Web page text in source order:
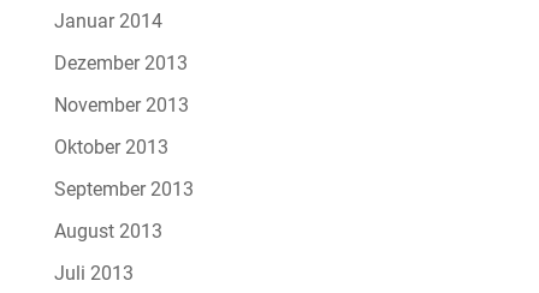
Januar 2014
Dezember 2013
November 2013
Oktober 2013
September 2013
August 2013
Juli 2013